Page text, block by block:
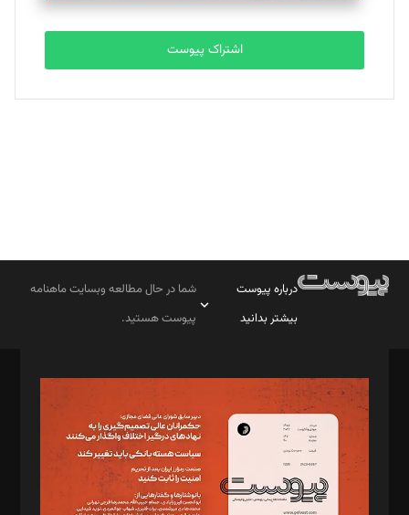
تحریریه
بابک نقاش
تحریریه
اشتراک پیوست
درباره پیوست
بیشتر بدانید
شما در حال مطالعه وبسایت ماهنامه
پیوست هستید.
مدیر مسئول: محمدباقر اثنی‌عشری
سردبیر: مهرک محمودی
دبیر تحریریه: میثم قاسمی
د‌بیر ناداستان: سمانه سمیع
د‌بیر خدمت و تجارت: ابوالفضل رجبی